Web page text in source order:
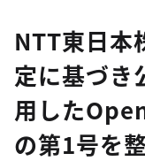
NTT東日本
定に基づき
用した
の第1号を